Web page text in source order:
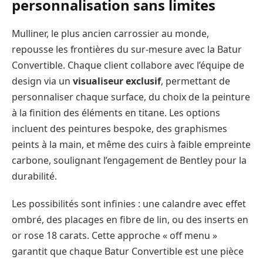
personnalisation sans limites
Mulliner, le plus ancien carrossier au monde,
repousse les frontières du sur-mesure avec la Batur
Convertible. Chaque client collabore avec l’équipe de
design via un visualiseur exclusif, permettant de
personnaliser chaque surface, du choix de la peinture
à la finition des éléments en titane. Les options
incluent des peintures bespoke, des graphismes
peints à la main, et même des cuirs à faible empreinte
carbone, soulignant l’engagement de Bentley pour la
durabilité.
Les possibilités sont infinies : une calandre avec effet
ombré, des placages en fibre de lin, ou des inserts en
or rose 18 carats. Cette approche « off menu »
garantit que chaque Batur Convertible est une pièce